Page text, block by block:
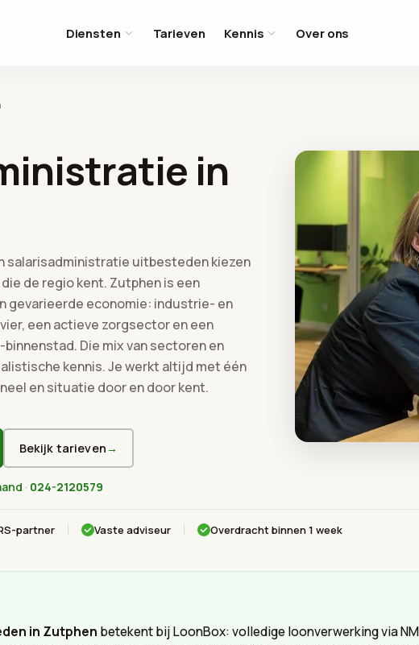
Diensten Tarieven Kennis Over ons
in
salarisadministratie uitbesteden kiezen
de regio kent. Zutphen is een
gevarieerde economie: industrie- en
een actieve zorgsector en een
Die mix van sectoren en
kennis. Je werkt altijd met één
en situatie door en door kent.
Bekijk tarieven→
· 024-2120579
partner Vaste adviseur Overdracht binnen 1 week
in Zutphen betekent bij LoonBox: volledige loonverwerking via